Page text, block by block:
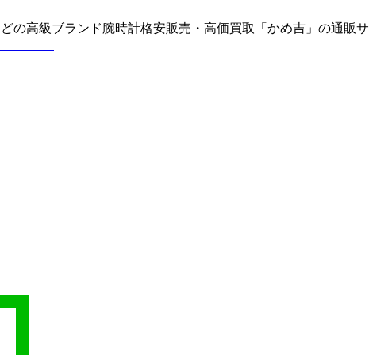
の高級ブランド腕時計格安販売・高価買取「かめ吉」の通販